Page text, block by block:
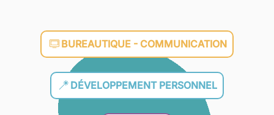
BUREAUTIQUE - COMMUNICATION
DÉVELOPPEMENT PERSONNEL